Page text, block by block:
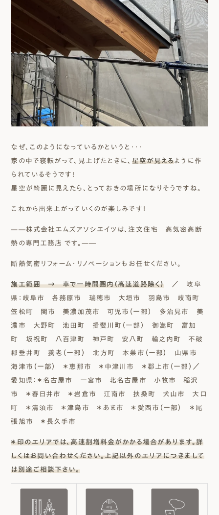
なぜ、このようになっているかというと・・・
家の中で寝転がって、見上げたときに、 星空が見えるように作
られているそうです！
星空が綺麗に見えたら、とっておきの場所になりそうですね。
これから出来上がっていくのが楽しみです！
—―株式会社エムズアソシエイツは、注文住宅 高気密高断
熱の専門工務店 です。—―
断熱気密リフォーム・リノベーションもお任せください。
施工範囲 → 車で一時間圏内（高速道路除く） ／ 岐阜
県：岐阜市 各務原市 瑞穂市 大垣市 羽島市 岐南町
笠松町 関市 美濃加茂市 可児市（一部） 多治見市 美
濃市 大野町 池田町 揖斐川町（一部） 御嵩町 富加
町 坂祝町 八百津町 神戸町 安八町 輪之内町 不破
郡垂井町 養老（一部） 北方町 本巣市（一部） 山県市
海津市（一部） ＊恵那市 ＊中津川市 ＊郡上市（一部）／
愛知県：＊名古屋市 一宮市 北名古屋市 小牧市 稲沢
市 ＊春日井市 ＊岩倉市 江南市 扶桑町 犬山市 大口
町 ＊清須市 ＊津島市 ＊あま市 ＊愛西市（一部） ＊尾
張旭市 ＊長久手市
＊印のエリアでは、高速割増料金がかかる場合があります。詳
しくはお問い合わせください。上記以外のエリアにつきまして
は別途ご相談下さい。